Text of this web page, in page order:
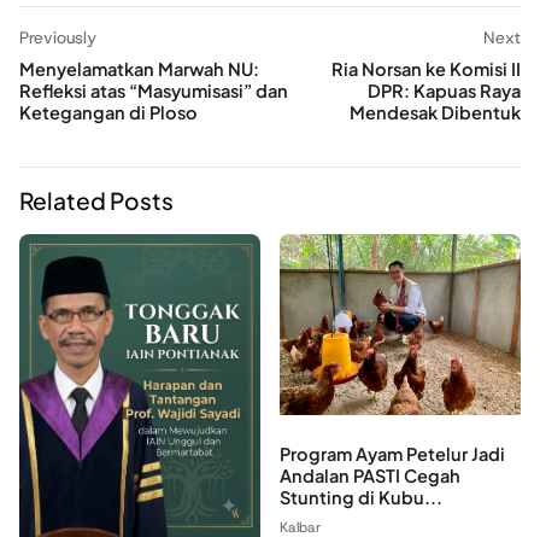
Previously
Menyelamatkan Marwah NU:
Refleksi atas “Masyumisasi” dan
Ketegangan di Ploso
Next
Ria Norsan ke Komisi II
DPR: Kapuas Raya
Mendesak Dibentuk
Related Posts
Program Ayam Petelur Jadi
Andalan PASTI Cegah
Stunting di Kubu...
Kalbar